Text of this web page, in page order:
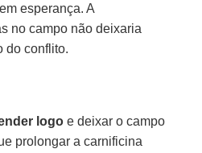
esperança. A
no campo não deixaria
do conflito.
logo e deixar o campo
prolongar a carnificina